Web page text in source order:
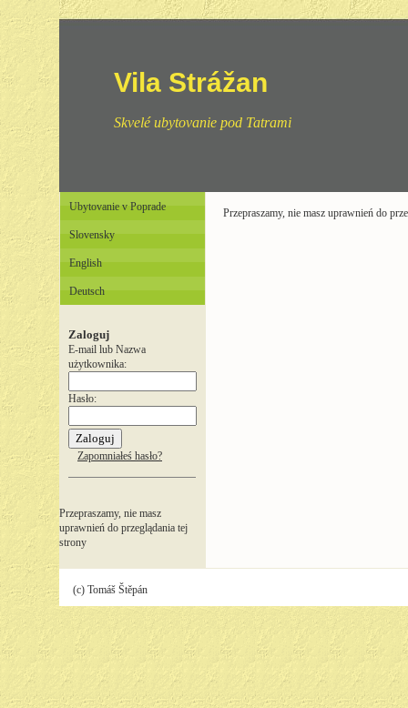
Vila Strážan
Skvelé ubytovanie pod Tatrami
Ubytovanie v Poprade
Slovensky
English
Deutsch
Zaloguj
E-mail lub Nazwa
użytkownika:
Hasło:
Zapomniałeś hasło?
Przepraszamy, nie masz
uprawnień do przeglądania tej
strony
Przepraszamy, nie masz uprawnień do
(c) Tomáš Štěpán